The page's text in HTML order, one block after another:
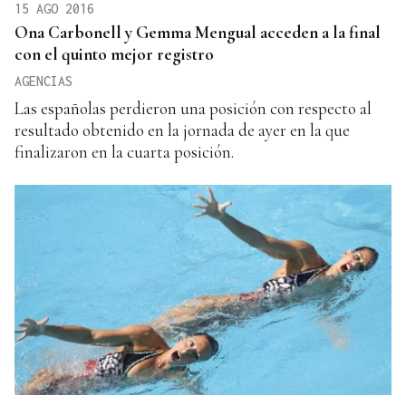
15 AGO 2016
Ona Carbonell y Gemma Mengual acceden a la final
con el quinto mejor registro
AGENCIAS
Las españolas perdieron una posición con respecto al
resultado obtenido en la jornada de ayer en la que
finalizaron en la cuarta posición.